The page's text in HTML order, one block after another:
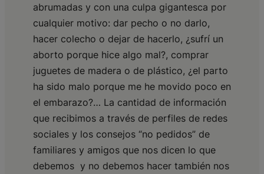
abrumadas y con una culpa gigantesca por
cualquier motivo: dar pecho o no darlo,
hacer colecho o dejar de hacerlo, ¿sufrí un
aborto porque hice algo mal?, comprar
juguetes de madera o de plástico, ¿el parto
ha sido malo porque me he movido poco en
el embarazo?… La cantidad de información
que recibimos a través de perfiles de redes
sociales y los consejos “no pedidos” de
familiares y amigos que nos dicen lo que
debemos y no debemos hacer también nos